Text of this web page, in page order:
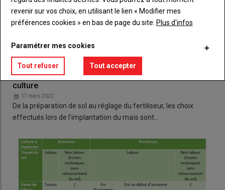
Semis du maïs : une étape capitale pour réussir sa
culture
17 mars 2022
De la préparation de sol au réglage du fertiliseur, les choix
effectués lors de l’implantation du maïs sont…
revenir sur vos choix, en utilisant le lien « Modifier mes
préférences cookies » en bas de page du site. Plus d'infos
Paramétrer mes cookies
Tout refuser Tout accepter